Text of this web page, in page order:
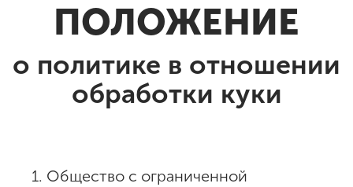
ПОЛОЖЕНИЕ
о политике в отношении
обработки куки
1. Общество с ограниченной